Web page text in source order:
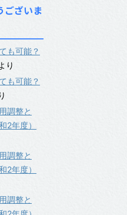
ございま
も可能？
り
も可能？
調整と
2年度）
調整と
2年度）
調整と